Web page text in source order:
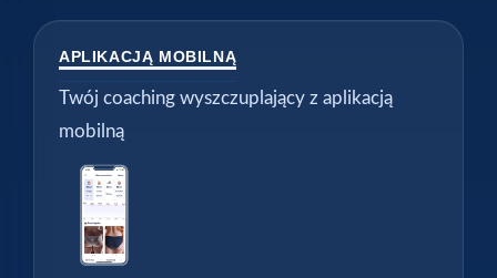
APLIKACJĄ MOBILNĄ
Twój coaching wyszczuplający z aplikacją
mobilną